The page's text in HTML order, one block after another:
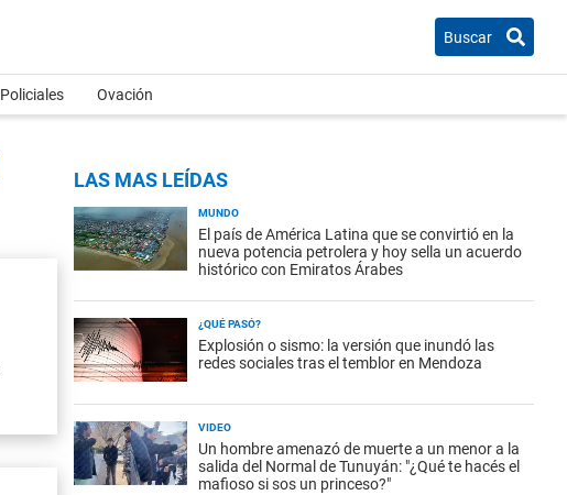
Buscar
Policiales Ovación
LAS MAS LEÍDAS
MUNDO
El país de América Latina que se convirtió en la
nueva potencia petrolera y hoy sella un acuerdo
histórico con Emiratos Árabes
¿QUÉ PASÓ?
Explosión o sismo: la versión que inundó las
redes sociales tras el temblor en Mendoza
VIDEO
Un hombre amenazó de muerte a un menor a la
salida del Normal de Tunuyán: "¿Qué te hacés el
mafioso si sos un princeso?"